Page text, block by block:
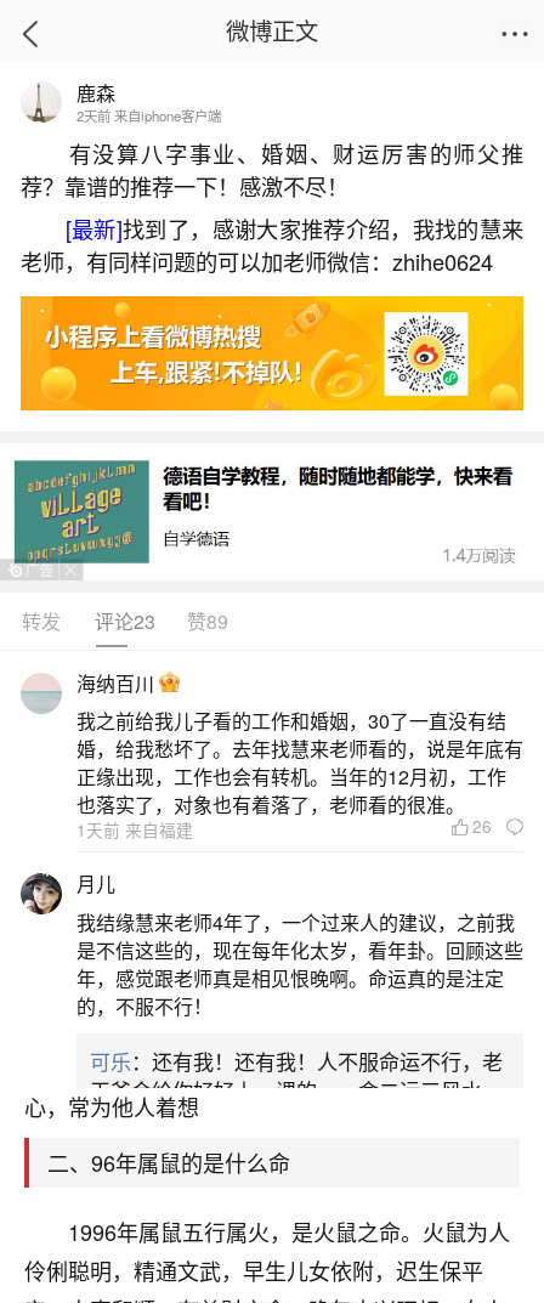
首页
1996年什么命？
2026-06-02 14:26:05 23 10 赞
生活中像1996年什么命？都是很常见的问题，
但是小问题不注意可能会引起大麻烦，下面就这个
问题给大家做一些解读：
一、96年出生的鼠是什么命
1996年出生的鼠是丙子年火鼠命，五行属火。
具体分析如下：五行属性与命理基础1996年为农历
丙子年，天干“丙”属火，地支“子”对应鼠，因此这一
年的属鼠人五行属火，被称为“火鼠命”。火鼠命的运
势与五行属性紧密相关，其性格、事业、感情及晚
年生活均受火元素影响。性格特征火鼠命的人聪明
伶俐，思维敏捷，善于观察和思考。他们富有同情
心，常为他人着想
二、96年属鼠的是什么命
1996年属鼠五行属火，是火鼠之命。火鼠为人
伶俐聪明，精通文武，早生儿女依附，迟生保平
微博正文
鹿森
2天前 来自iphone客户端
有没算八字事业、婚姻、财运厉害的师父推
荐？靠谱的推荐一下！感激不尽！
[最新]找到了，感谢大家推荐介绍，我找的慧来
老师，有同样问题的可以加老师微信：zhihe0624
转发 评论23 赞89
海纳百川
我之前给我儿子看的工作和婚姻，30了一直没有结
婚，给我愁坏了。去年找慧来老师看的，说是年底有
正缘出现，工作也会有转机。当年的12月初，工作
也落实了，对象也有着落了，老师看的很准。
1天前 来自福建 26
月儿
我结缘慧来老师4年了，一个过来人的建议，之前我
是不信这些的，现在每年化太岁，看年卦。回顾这些
年，感觉跟老师真是相见恨晚啊。命运真的是注定
的，不服不行！
可乐：还有我！还有我！人不服命运不行，老
天爷会给你好好上一课的。一命二运三风水，
哪样不服都不行！
平安是福：我也是每年找老师化太岁，看年
卦，认识老师3年了，都是缘分啊！
17分钟前 来自湖北 19
心若莲花